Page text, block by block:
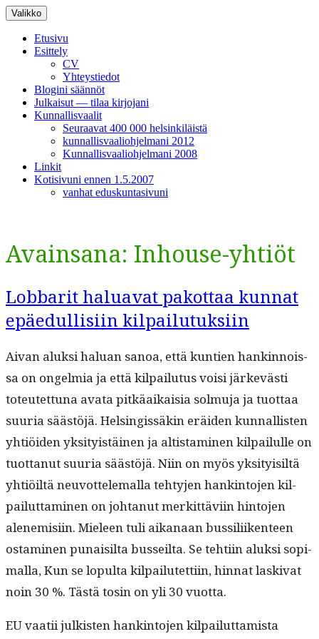
Siirry
sisältöön
Valikko
Etusivu
Esittely
CV
Yhteystiedot
Blogini säännöt
Julkaisut — tilaa kirjojani
Kunnallisvaalit
Seuraavat 400 000 helsinkiläistä
kunnallisvaaliohjelmani 2012
Kunnallisvaaliohjelmani 2008
Linkit
Kotisivuni ennen 1.5.2007
vanhat eduskuntasivuni
Avainsana: Inhouse-yhtiöt
Lobbarit haluavat pakottaa kunnat
epäedullisiin kilpailutuksiin
Aivan aluk­si halu­an sanoa, että kun­tien han­k­in­nois­
sa on ongelmia ja että kil­pailu­tus voisi järkevästi
toteutet­tuna ava­ta pitkäaikaisia sol­mu­ja ja tuot­taa
suuria säästöjä. Helsingis­säkin eräi­den kun­nal­lis­ten
yhtiöi­den yksi­ty­istäi­nen ja altist­a­mi­nen kil­pailulle on
tuot­tanut suuria säästöjä. Niin on myös yksi­ty­isiltä
yhtiöiltä neu­vot­tele­mal­la tehty­jen han­k­in­to­jen kil­
pailut­ta­mi­nen on johtanut merkit­tävi­in hin­to­jen
alen­e­misi­in. Mieleen tuli aikanaan bus­sili­iken­teen
ost­a­mi­nen punaisil­ta bus­seil­ta. Se tehti­in aluk­si sopi­
mal­la, Kun se lop­ul­ta kil­pailutet­ti­in, hin­nat lask­i­vat
noin 30 %. Tästä tosin on yli 30 vuotta.
EU vaatii julk­isten han­k­in­to­jen kil­pailut­tamista